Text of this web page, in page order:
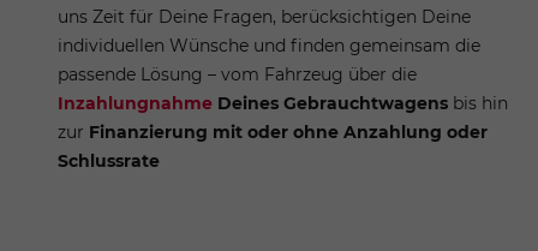
uns Zeit für Deine Fragen, berücksichtigen Deine
individuellen Wünsche und finden gemeinsam die
passende Lösung – vom Fahrzeug über die
Inzahlungnahme Deines Gebrauchtwagens bis hin
zur Finanzierung mit oder ohne Anzahlung oder
Schlussrate